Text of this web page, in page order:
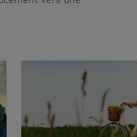
Événement